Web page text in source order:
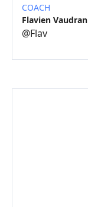
COACH
Flavien Vaudran
@Flav